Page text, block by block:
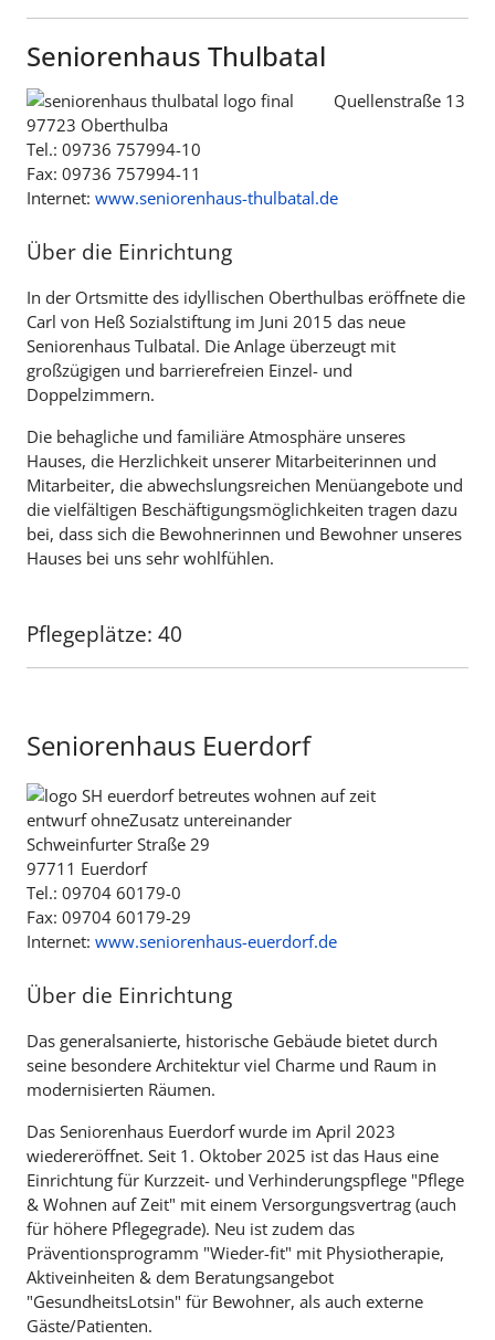
Seniorenhaus ­Thulbatal
Quellenstraße 13
97723 Oberthulba
Tel.: 09736 757994-10
Fax: 09736 757994-11
Internet: www.seniorenhaus-thulbatal.de
Über die Einrichtung
In der Ortsmitte des idyllischen Oberthulbas eröffnete die
Carl von Heß Sozialstiftung im Juni 2015 das neue
Seniorenhaus ­Tulbatal. Die Anlage überzeugt mit
großzügigen und barrierefreien Einzel- und
Doppelzimmern.
Die behagliche und familiäre Atmosphäre unseres
Hauses, die Herzlichkeit unserer Mitarbeiterinnen und
Mitarbeiter, die abwechslungsreichen Menüangebote und
die vielfältigen Beschäftigungsmöglichkeiten tragen dazu
bei, dass sich die Bewohnerinnen und Bewohner unseres
Hauses bei uns sehr wohlfühlen.
Pflegeplätze: 40
Seniorenhaus Euerdorf
Schweinfurter Straße 29
97711 Euerdorf
Tel.: 09704 60179-0
Fax: 09704 60179-29
Internet: www.seniorenhaus-euerdorf.de
Über die Einrichtung
Das generalsanierte, historische Gebäude bietet durch
seine besondere Architektur viel Charme und Raum in
modernisierten Räumen.
Das Seniorenhaus Euerdorf wurde im April 2023
wiedereröffnet. Seit 1. Oktober 2025 ist das Haus eine
Einrichtung für Kurzzeit- und Verhinderungspflege "Pflege
& Wohnen auf Zeit" mit einem Versorgungsvertrag (auch
für höhere Pflegegrade). Neu ist zudem das
Präventionsprogramm "Wieder-fit" mit Physiotherapie,
Aktiveinheiten & dem Beratungsangebot
"GesundheitsLotsin" für Bewohner, als auch externe
Gäste/Patienten.